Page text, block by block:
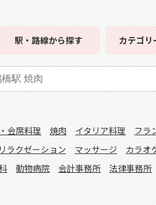
駅・路線から探す カテゴリ
会席料理 焼肉 イタリア料理
フラ
リラクゼーション マッサージ
カラオ
動物病院 会計事務所 法律事務所